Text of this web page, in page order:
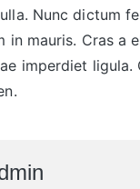
Nunc dictum
mauris. Cras a
imperdiet